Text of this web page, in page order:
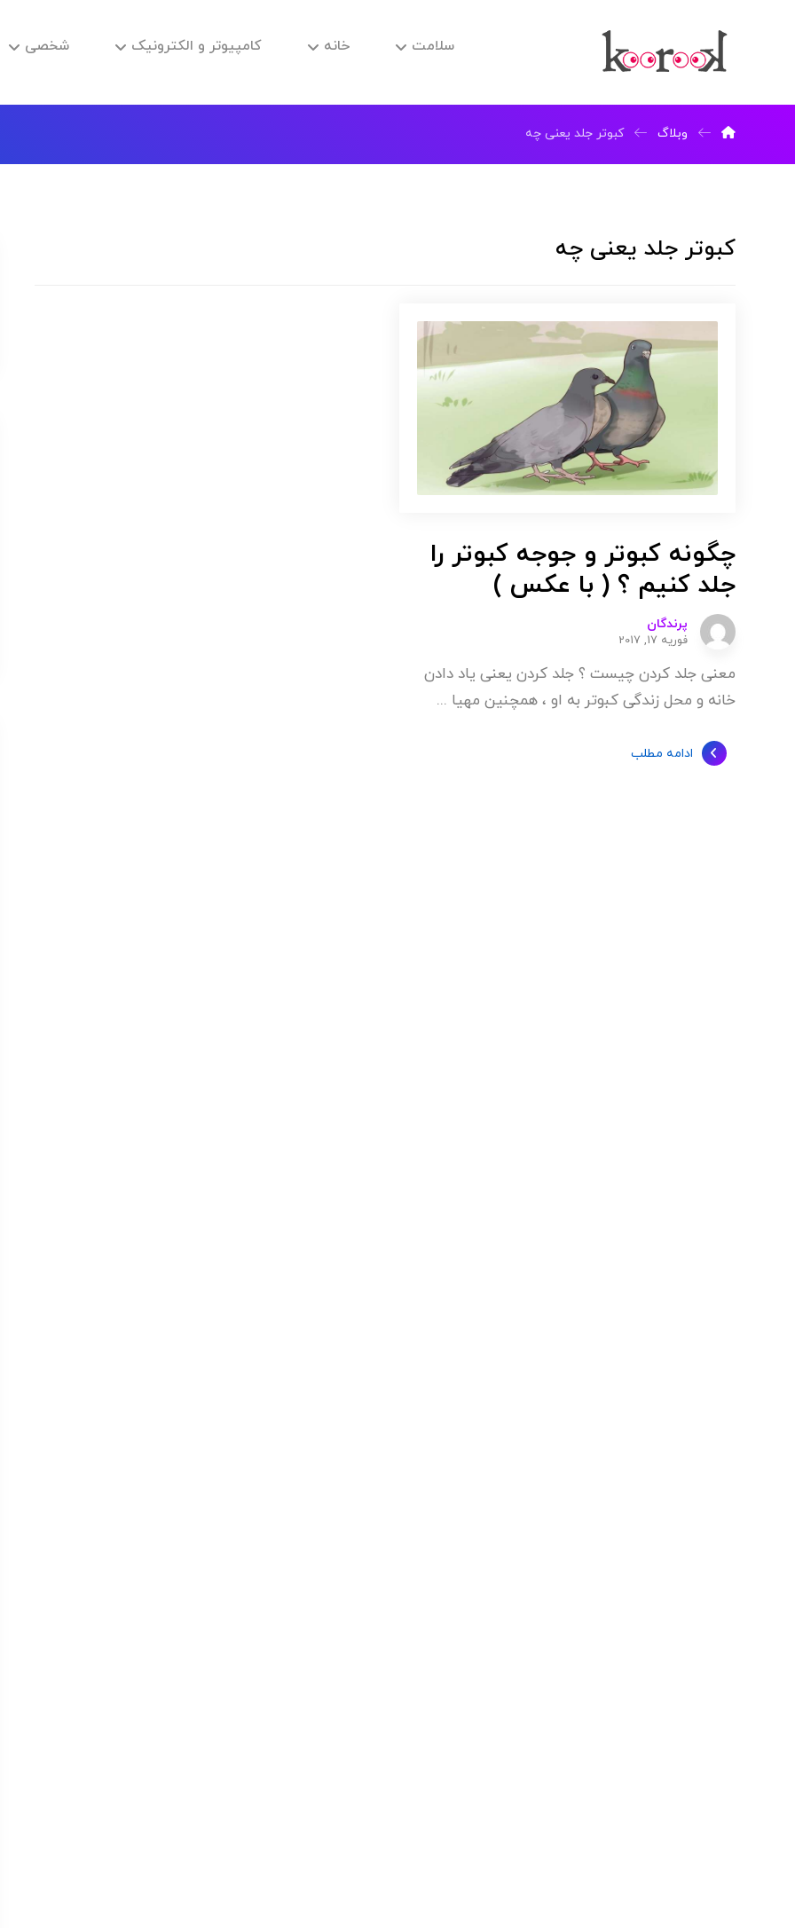
سلامت خانه کامپیوتر و الکترونیک شخصی
وبلاگ کبوتر جلد یعنی چه
کبوتر جلد یعنی چه
چگونه کبوتر و جوجه کبوتر را
جلد کنیم ؟ ( با عکس )
پرندگان
فوریه 17, 2017
معنی جلد کردن چیست ؟ جلد کردن یعنی یاد دادن
خانه و محل زندگی کبوتر به او ، همچنین مهیا ...
ادامه مطلب